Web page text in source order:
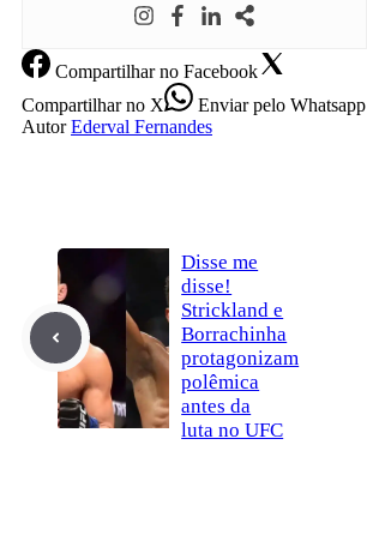
Compartilharno Facebook
Compartilharno X Enviarpelo Whatsapp
Autor Ederval Fernandes
Disse me
disse!
Strickland e
Borrachinha
protagonizam
polêmica
antes da
luta no UFC